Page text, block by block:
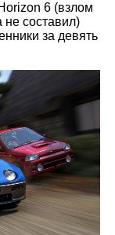
6 (взлом
не составил)
за девять